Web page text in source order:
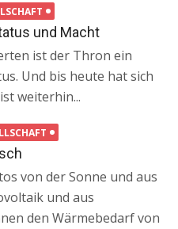
und Macht
ist der Thron ein
Und bis heute hat sich
weiterhin...
von der Sonne und aus
und aus
den Wärmebedarf von